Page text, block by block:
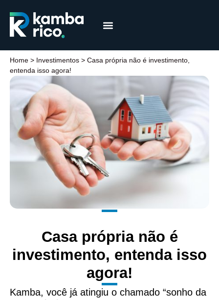
Home > Investimentos > Casa própria não é investimento,
entenda isso agora!
Casa própria não é
investimento, entenda isso
agora!
Kamba, você já atingiu o chamado “sonho da